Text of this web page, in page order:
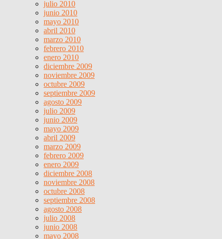
julio 2010
junio 2010
mayo 2010
abril 2010
marzo 2010
febrero 2010
enero 2010
diciembre 2009
noviembre 2009
octubre 2009
septiembre 2009
agosto 2009
julio 2009
junio 2009
mayo 2009
abril 2009
marzo 2009
febrero 2009
enero 2009
diciembre 2008
noviembre 2008
octubre 2008
septiembre 2008
agosto 2008
julio 2008
junio 2008
mayo 2008